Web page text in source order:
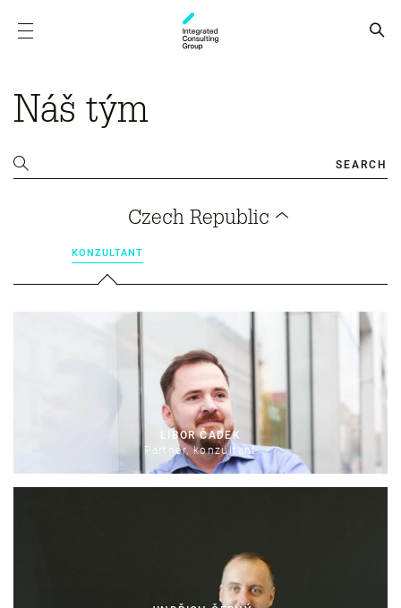
Náš tým
SEARCH
Czech Republic
KONZULTANT
LIBOR ČADEK
Partner, konzultant